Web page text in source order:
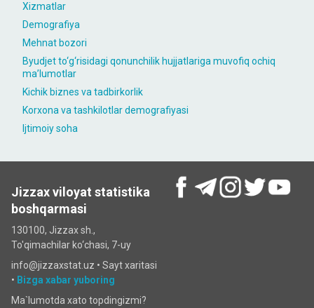
Xizmatlar
Demografiya
Mehnat bozori
Byudjet to‘g‘risidagi qonunchilik hujjatlariga muvofiq ochiq
maʼlumotlar
Kichik biznes va tadbirkorlik
Korxona va tashkilotlar demografiyasi
Ijtimoiy soha
Jizzax viloyat statistika
boshqarmasi
130100, Jizzax sh.,
To'qimachilar ko‘chаsi, 7-uy
info@jizzaxstat.uz • Sayt xaritasi
• Bizga xabar yuboring
Ma`lumotda xato topdingizmi?